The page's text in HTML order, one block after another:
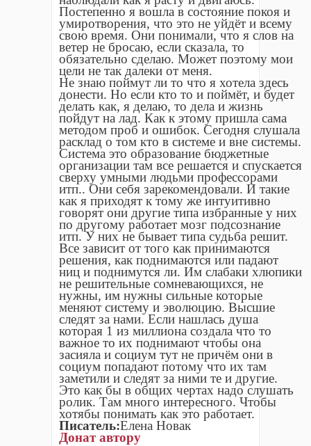
Постепенно я вошла в состояние покоя и
умиротворения, что это не уйдëт и всему
свою время. Они понимали, что я слов на
ветер не бросаю, если сказала, то
обязательно сделаю. Может поэтому мои
цели не так далеки от меня.
Не знаю поймут ли то что я хотела здесь
донести. Но если кто то и поймëт, и будет
делать как, я делаю, то дела и жизнь
пойдут на лад. Как к этому пришла сама
методом проб и ошибок. Сегодня слушала
расклад о том кто в системе и вне системы.
Система это образование бюджетные
организации там все решается и спускается
сверху умными людьми профессорами
итп.. Они себя зарекомендовали. И такие
как я приходят к тому же интуитивно
говорят они другие типа избранные у них
по другому работает мозг подсознание
итп. У них не бывает типа судьба решит.
Все зависит от того как принимаются
решения, как поднимаются или падают
ниц и поднимутся ли. Им слабаки хлюпики
не решительные сомневающихся, не
нужны, им нужны сильные которые
меняют систему и эволюцию. Высшие
следят за нами. Если нашлась душа
которая 1 из миллиона создала что то
важное то их поднимают чтобы она
засияла и социум тут не причëм они в
социум попадают потому что их там
заметили и следят за ними те и другие.
Это как бы в общих чертах надо слушать
ролик. Там много интересного. Чтобы
хотябы понимать как это работает.
Писатель:Елена Новак
Донат автору